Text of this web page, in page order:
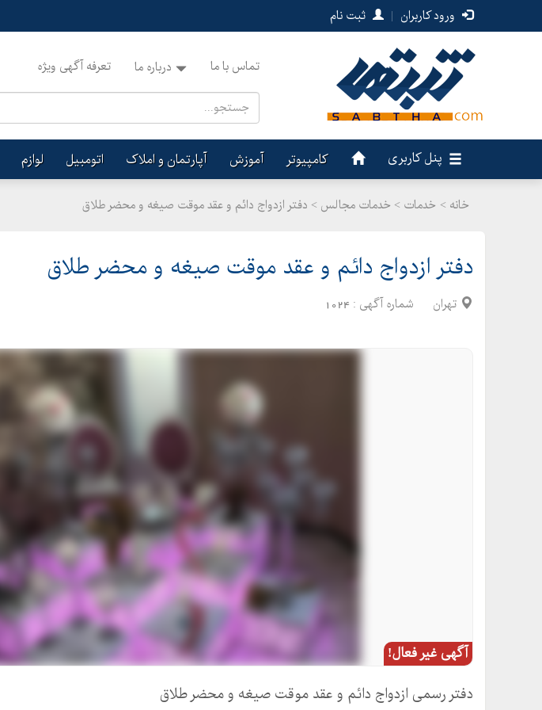
ورود کاربران | ثبت نام
تماس با ما درباره ما تعرفه آگهی ویژه
پنل کاربری کامپیوتر آموزش آپارتمان و املاک اتومبیل لوازم
خانه > خدمات > خدمات مجالس > دفتر ازدواج دائم و عقد موقت صیغه و محضر طلاق
دفتر ازدواج دائم و عقد موقت صیغه و محضر طلاق
تهران شماره آگهی : 1024
آگهی غیر فعال!
دفتر رسمی ازدواج دائم و عقد موقت صیغه و محضر طلاق